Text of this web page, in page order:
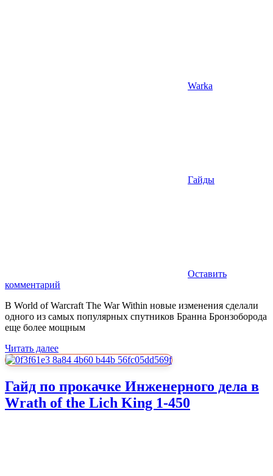
Warka
Гайды
Оставить
комментарий
В World of Warcraft The War Within новые изменения сделали
одного из самых популярных спутников Бранна Бронзоборода
еще более мощным
Читать далее
Гайд по прокачке Инженерного дела в
Wrath of the Lich King 1-450